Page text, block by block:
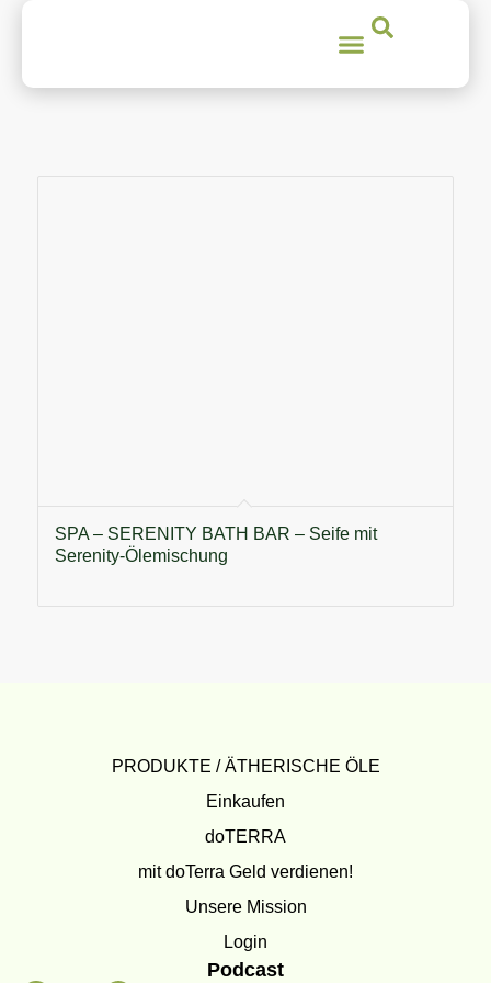
SPA – SERENITY BATH BAR – Seife mit
Serenity-Ölemischung
PRODUKTE / ÄTHERISCHE ÖLE
Einkaufen
doTERRA
mit doTerra Geld verdienen!
Unsere Mission
Login
Podcast